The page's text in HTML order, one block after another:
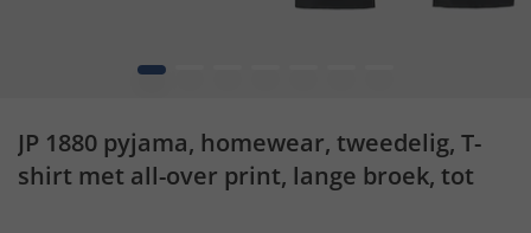
1
JP 1880 pyjama, homewear, tweedelig, T-
shirt met all-over print, lange broek, tot